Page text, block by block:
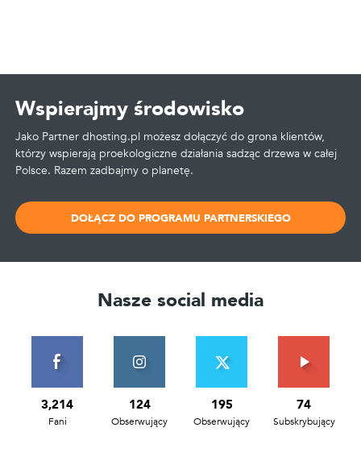
Wspierajmy środowisko
Jako Partner dhosting.pl możesz dołączyć do grona klientów,
którzy wspierają proekologiczne działania sadząc drzewa w całej
Polsce. Razem zadbajmy o planetę.
DOŁĄCZ DO PROGRAMU PARTNERSKIEGO
Nasze social media
3,214
Fani
124
Obserwujący
195
Obserwujący
74
Subskrybujący